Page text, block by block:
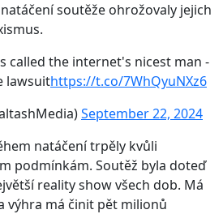
soutěže ohrožovaly jejich
called the internet's nicest man -
lawsuithttps://t.co/7WhQyuNXz6
September 22, 2024
natáčení trpěly kvůli
podmínkám. Soutěž byla doteď
reality show všech dob. Má
výhra má činit pět milionů